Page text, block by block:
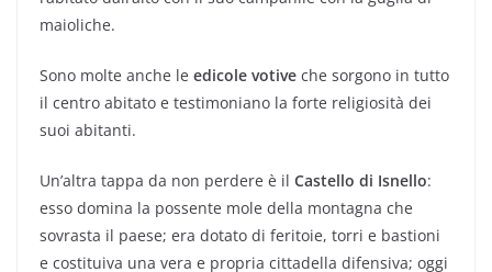
maioliche.
Sono molte anche le edicole votive che sorgono in tutto
il centro abitato e testimoniano la forte religiosità dei
suoi abitanti.
Un’altra tappa da non perdere è il Castello di Isnello:
esso domina la possente mole della montagna che
sovrasta il paese; era dotato di feritoie, torri e bastioni
e costituiva una vera e propria cittadella difensiva; oggi